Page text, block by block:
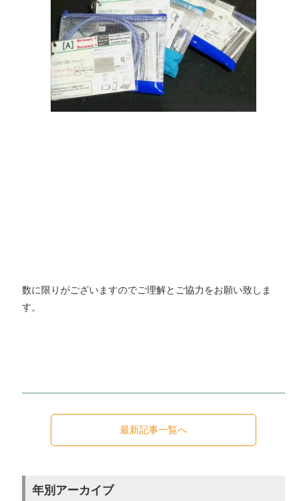
数に限りがございますのでご理解とご協力をお願い致しま
す。
最新記事一覧へ
年別アーカイブ